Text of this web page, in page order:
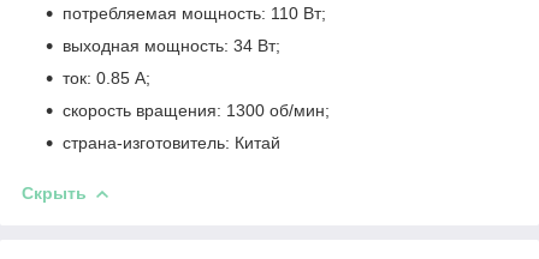
потребляемая мощность: 110 Вт;
выходная мощность: 34 Вт;
ток: 0.85 А;
скорость вращения: 1300 об/мин;
страна-изготовитель: Китай
Скрыть